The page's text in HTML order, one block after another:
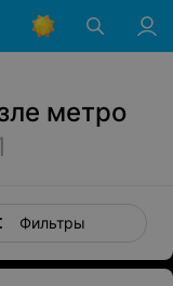
метро
Фильтры